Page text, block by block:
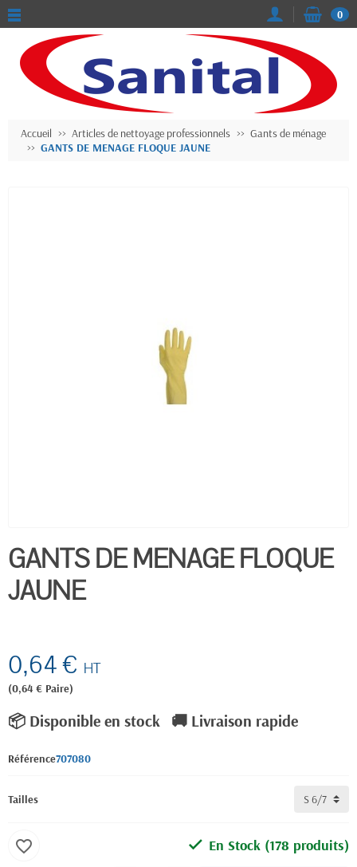
0
Accueil Articles de nettoyage professionnels
Gants de ménage
GANTS DE MENAGE FLOQUE JAUNE
GANTS DE MENAGE FLOQUE
JAUNE
0,64 € HT
(0,64 € Paire)
📦 Disponible en stock 🚚 Livraison rapide
Référence707080
Tailles
En Stock (178 produits)
favorite_border